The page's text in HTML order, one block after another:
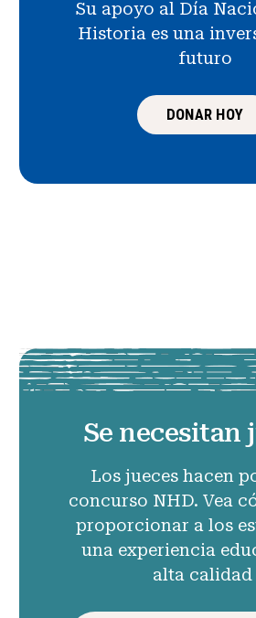
Su apoyo al Día
Historia es una
futuro
DONAR HOY
Se necesitan
Los jueces hacen
concurso NHD. Vea
proporcionar a los
una experiencia
alta calidad